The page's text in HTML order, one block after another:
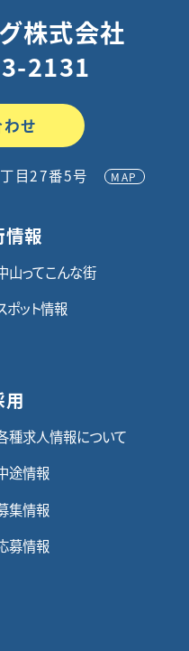
株式会社
2131
せ
目27番5号 MAP
情報
山ってこんな街
ポット情報
用
種求⼈情報について
途情報
集情報
募情報